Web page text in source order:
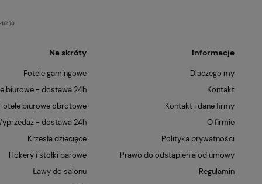
Na skróty
Fotele gamingowe
biurowe - dostawa 24h
Fotele biurowe obrotowe
- dostawa 24h
Krzesła dziecięce
Hokery i stołki barowe
Ławy do salonu
Informacje
Dlaczego my
Kontakt
Kontakt i dane firmy
O firmie
Polityka prywatności
Prawo do odstąpienia od umowy
Regulamin